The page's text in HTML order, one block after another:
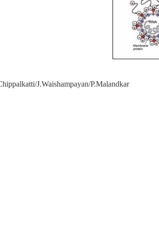
/J.Waishampayan/P.Malandkar